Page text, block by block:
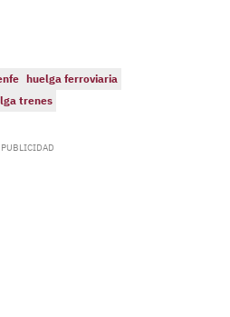
huelga ferroviaria
trenes